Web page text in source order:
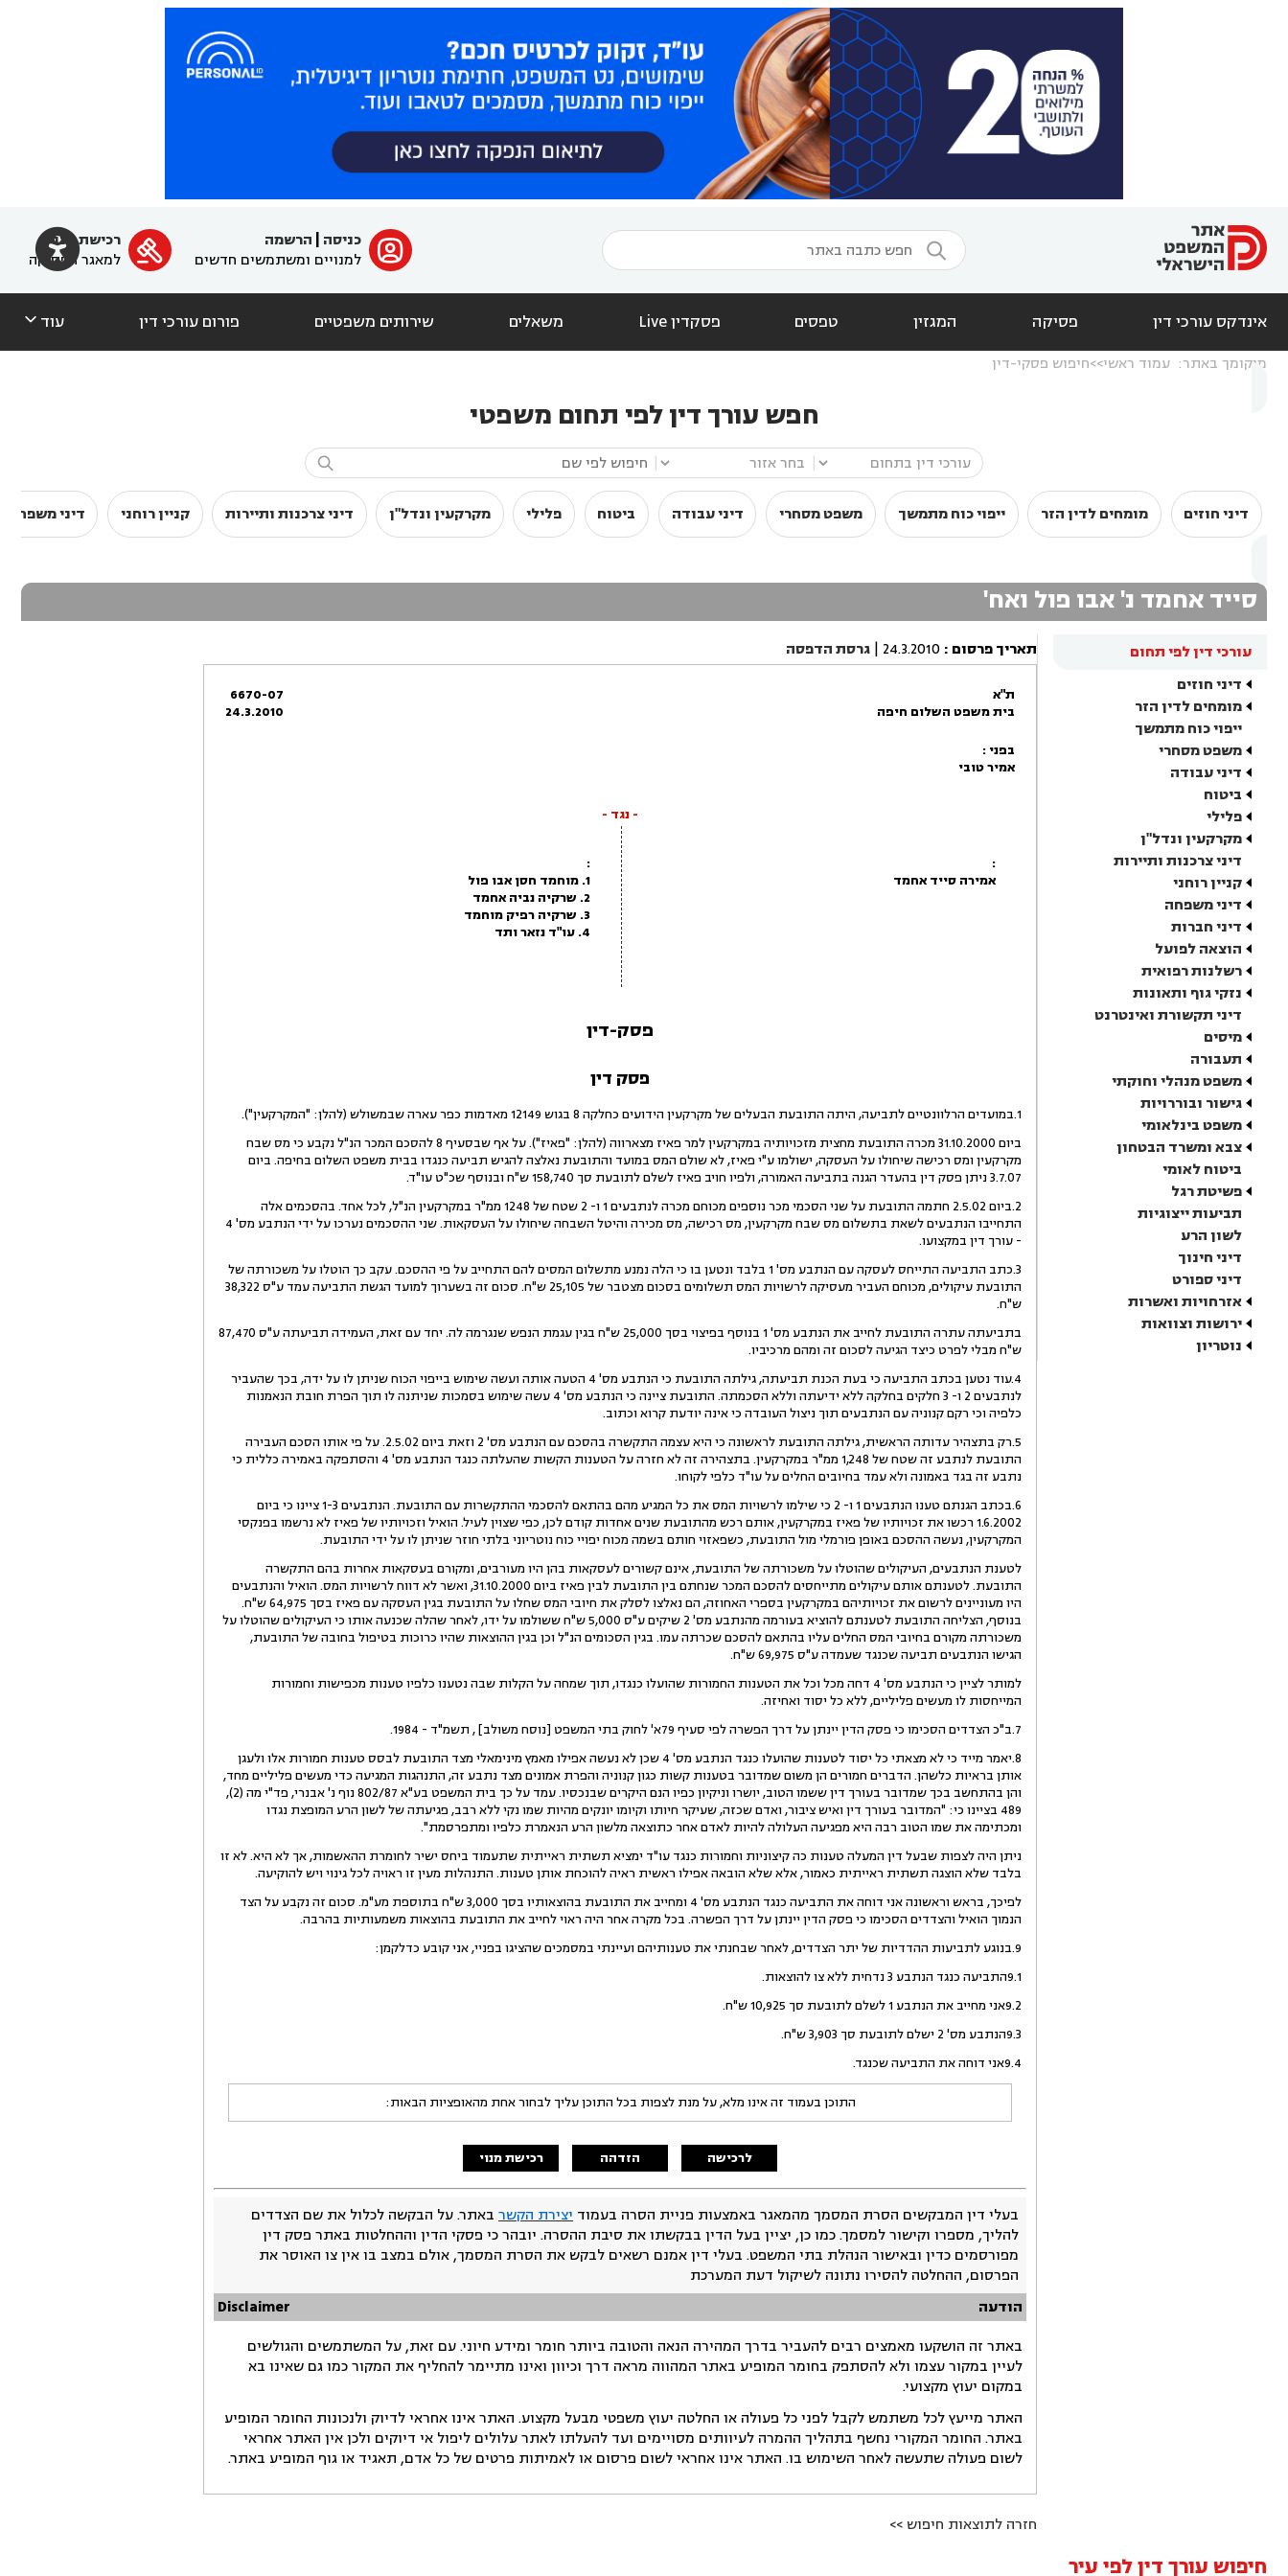
  ﱐ כניסה
הרשמה
למנויים ומשתמשים חדשים

רכישת מנוי
למאגר הפסיקה
אינדקס עורכי דין פסיקה המגזין טפסים פסקדין Live משאלים שירותים משפטיים פורום עורכי דין עוד 
מיקומך באתר: עמוד ראשי חיפוש פסקי-דין
חפש עורך דין לפי תחום משפטי

דיני חוזים מומחים לדין הזר ייפוי כוח מתמשך משפט מסחרי דיני עבודה ביטוח פלילי מקרקעין ונדל"ן דיני צרכנות ותיירות קניין רוחני דיני משפחה
סייד אחמד נ' אבו פול ואח'
עורכי דין לפי תחום
דיני חוזים
מומחים לדין הזר
ייפוי כוח מתמשך
משפט מסחרי
דיני עבודה
ביטוח
פלילי
מקרקעין ונדל"ן
דיני צרכנות ותיירות
קניין רוחני
דיני משפחה
דיני חברות
הוצאה לפועל
רשלנות רפואית
נזקי גוף ותאונות
דיני תקשורת ואינטרנט
מיסים
תעבורה
משפט מנהלי וחוקתי
גישור ובוררויות
משפט בינלאומי
צבא ומשרד הבטחון
ביטוח לאומי
פשיטת רגל
תביעות ייצוגיות
לשון הרע
דיני חינוך
דיני ספורט
אזרחויות ואשרות
ירושות וצוואות
נוטריון
תאריך פרסום :
24.3.2010
| גרסת הדפסה
ת"א
בית משפט השלום חיפה
6670-07
24.3.2010
בפני :
אמיר טובי
- נגד -
:
אמירה סייד אחמד
:
1. מוחמד חסן אבו פול
2. שרקיה נביה אחמד
3. שרקיה רפיק מוחמד
4. עו"ד נזאר ותד
פסק-דין
פסק דין
1.במועדים הרלוונטיים לתביעה, היתה התובעת הבעלים של מקרקעין הידועים כחלקה 8 בגוש 12149 מאדמות כפר עארה שבמשולש (להלן: "המקרקעין").
ביום 31.10.2000 מכרה התובעת מחצית מזכויותיה במקרקעין למר פאיז מצארווה (להלן: "פאיז"). על אף שבסעיף 8 להסכם המכר הנ"ל נקבע כי מס שבח
מקרקעין ומס רכישה שיחולו על העסקה, ישולמו ע"י פאיז, לא שולם המס במועד והתובעת נאלצה להגיש תביעה כנגדו בבית משפט השלום בחיפה. ביום
3.7.07 ניתן פסק דין בהעדר הגנה בתביעה האמורה, ולפיו חויב פאיז לשלם לתובעת סך 158,740 ש"ח ובנוסף שכ"ט עו"ד.
2.ביום 2.5.02 חתמה התובעת על שני הסכמי מכר נוספים מכוחם מכרה לנתבעים 1 ו- 2 שטח של 1248 ממ"ר במקרקעין הנ"ל, לכל אחד. בהסכמים אלה
התחייבו הנתבעים לשאת בתשלום מס שבח מקרקעין, מס רכישה, מס מכירה והיטל השבחה שיחולו על העסקאות. שני ההסכמים נערכו על ידי הנתבע מס' 4
- עורך דין במקצועו.
3.כתב התביעה התייחס לעסקה עם הנתבע מס' 1 בלבד ונטען בו כי הלה נמנע מתשלום המסים להם התחייב על פי ההסכם. עקב כך הוטלו על משכורתה של
התובעת עיקולים, מכוחם העביר מעסיקה לרשויות המס תשלומים בסכום מצטבר של 25,105 ש"ח. סכום זה בשערוך למועד הגשת התביעה עמד ע"ס 38,322
ש"ח.
בתביעתה עתרה התובעת לחייב את הנתבע מס' 1 בנוסף בפיצוי בסך 25,000 ש"ח בגין עגמת הנפש שנגרמה לה. יחד עם זאת, העמידה תביעתה ע"ס 87,470
ש"ח מבלי לפרט כיצד הגיעה לסכום זה ומהם מרכיביו.
4.עוד נטען בכתב התביעה כי בעת הכנת תביעתה, גילתה התובעת כי הנתבע מס' 4 הטעה אותה ועשה שימוש בייפוי הכוח שניתן לו על ידה, בכך שהעביר
לנתבעים 2 ו- 3 חלקים בחלקה ללא ידיעתה וללא הסכמתה. התובעת ציינה כי הנתבע מס' 4 עשה שימוש בסמכות שניתנה לו תוך הפרת חובת הנאמנות
כלפיה וכי רקם קנוניה עם הנתבעים תוך ניצול העובדה כי אינה יודעת קרוא וכתוב.
5.רק בתצהיר עדותה הראשית, גילתה התובעת לראשונה כי היא עצמה התקשרה בהסכם עם הנתבע מס' 2 וזאת ביום 2.5.02. על פי אותו הסכם העבירה
התובעת לנתבע זה שטח של 1,248 ממ"ר במקרקעין. בתצהירה זה לא חזרה על הטענות הקשות שהעלתה כנגד הנתבע מס' 4 והסתפקה באמירה כללית כי
נתבע זה בגד באמונה ולא עמד בחיובים החלים על עו"ד כלפי לקוחו.
6.בכתב הגנתם טענו הנתבעים 1 ו- 2 כי שילמו לרשויות המס את כל המגיע מהם בהתאם להסכמי ההתקשרות עם התובעת. הנתבעים 1-3 ציינו כי ביום
1.6.2002 רכשו את זכויותיו של פאיז במקרקעין, אותם רכש מהתובעת שנים אחדות קודם לכן, כפי שצוין לעיל. הואיל וזכויותיו של פאיז לא נרשמו בפנקסי
המקרקעין, נעשה ההסכם באופן פורמלי מול התובעת, כשפאזוי חותם בשמה מכוח יפויי כוח נוטריוני בלתי חוזר שניתן לו על ידי התובעת.
לטענת הנתבעים, העיקולים שהוטלו על משכורתה של התובעת, אינם קשורים לעסקאות בהן היו מעורבים, ומקורם בעסקאות אחרות בהם התקשרה
התובעת. לטענתם אותם עיקולים מתייחסים להסכם המכר שנחתם בין התובעת לבין פאיז ביום 31.10.2000, ואשר לא דווח לרשויות המס. הואיל והנתבעים
היו מעוניינים לרשום את זכויותיהם במקרקעין בספרי האחוזה, הם נאלצו לסלק את חיובי המס שחלו על התובעת בגין העסקה עם פאיז בסך 64,975 ש"ח.
בנוסף, הצליחה התובעת לטענתם להוציא בעורמה מהנתבע מס' 2 שיקים ע"ס 5,000 ש"ח ששולמו על ידו, לאחר שהלה שכנעה אותו כי העיקולים שהוטלו על
משכורתה מקורם בחיובי המס החלים עליו בהתאם להסכם שכרתה עמו. בגין הסכומים הנ"ל וכן בגין ההוצאות שהיו כרוכות בטיפול בחובה של התובעת,
הגישו הנתבעים תביעה שכנגד שעמדה ע"ס 69,975 ש"ח.
למותר לציין כי הנתבע מס' 4 דחה מכל וכל את הטענות החמורות שהועלו כנגדו, תוך שמחה על הקלות שבה נטענו כלפיו טענות מכפישות וחמורות
המייחסות לו מעשים פליליים, ללא כל יסוד ואחיזה.
7.ב"כ הצדדים הסכימו כי פסק הדין יינתן על דרך הפשרה לפי סעיף 79א' לחוק בתי המשפט [נוסח משולב] , תשמ"ד - 1984.
8.יאמר מייד כי לא מצאתי כל יסוד לטענות שהועלו כנגד הנתבע מס' 4 שכן לא נעשה אפילו מאמץ מינימאלי מצד התובעת לבסס טענות חמורות אלו ולעגן
אותן בראיות כלשהן. הדברים חמורים הן משום שמדובר בטענות קשות כגון קנוניה והפרת אמונים מצד נתבע זה, התנהגות המגיעה כדי מעשים פליליים מחד,
והן בהתחשב בכך שמדובר בעורך דין ששמו הטוב, יושרו וניקיון כפיו הנם היקרים שבנכסיו. עמד על כך בית המשפט בע"א 802/87 נוף נ' אבנרי, פד"י מה (2),
489 בציינו כי: "המדובר בעורך דין ואיש ציבור, ואדם שכזה, שעיקר חיותו וקיומו יונקים מהיות שמו נקי ללא רבב, פגיעתה של לשון הרע המופצת נגדו
ומכתימה את שמו הטוב רבה היא מפגיעה העלולה להיות לאדם אחר כתוצאה מלשון הרע הנאמרת כלפיו ומתפרסמת".
ניתן היה לצפות שבעל דין המעלה טענות כה קיצוניות וחמורות כנגד עו"ד ימציא תשתית ראייתית שתעמוד ביחס ישיר לחומרת ההאשמות, אך לא היא. לא זו
בלבד שלא הוצגה תשתית ראייתית כאמור, אלא שלא הובאה אפילו ראשית ראיה להוכחת אותן טענות. התנהלות מעין זו ראויה לכל גינוי ויש להוקיעה.
לפיכך, בראש וראשונה אני דוחה את התביעה כנגד הנתבע מס' 4 ומחייב את התובעת בהוצאותיו בסך 3,000 ש"ח בתוספת מע"מ. סכום זה נקבע על הצד
הנמוך הואיל והצדדים הסכימו כי פסק הדין יינתן על דרך הפשרה. בכל מקרה אחר היה ראוי לחייב את התובעת בהוצאות משמעותיות בהרבה.
9.בנוגע לתביעות ההדדיות של יתר הצדדים, לאחר שבחנתי את טענותיהם ועיינתי במסמכים שהציגו בפניי, אני קובע כדלקמן:
9.1התביעה כנגד הנתבע 3 נדחית ללא צו להוצאות.
9.2אני מחייב את הנתבע 1 לשלם לתובעת סך 10,925 ש"ח.
9.3הנתבע מס' 2 ישלם לתובעת סך 3,903 ש"ח.
9.4אני דוחה את התביעה שכנגד.
התוכן בעמוד זה אינו מלא, על מנת לצפות בכל התוכן עליך לבחור אחת מהאופציות הבאות:
לרכישה הזדהה רכישת מנוי
בעלי דין המבקשים הסרת המסמך מהמאגר באמצעות פניית הסרה בעמוד יצירת הקשר באתר. על הבקשה לכלול את שם הצדדים
להליך, מספרו וקישור למסמך. כמו כן, יציין בעל הדין בבקשתו את סיבת ההסרה. יובהר כי פסקי הדין וההחלטות באתר פסק דין
מפורסמים כדין ובאישור הנהלת בתי המשפט. בעלי דין אמנם רשאים לבקש את הסרת המסמך, אולם במצב בו אין צו האוסר את
הפרסום, ההחלטה להסירו נתונה לשיקול דעת המערכת
הודעה
Disclaimer
באתר זה הושקעו מאמצים רבים להעביר בדרך המהירה הנאה והטובה ביותר חומר ומידע חיוני. עם זאת, על המשתמשים והגולשים
לעיין במקור עצמו ולא להסתפק בחומר המופיע באתר המהווה מראה דרך וכיוון ואינו מתיימר להחליף את המקור כמו גם שאינו בא
במקום יעוץ מקצועי.
האתר מייעץ לכל משתמש לקבל לפני כל פעולה או החלטה יעוץ משפטי מבעל מקצוע. האתר אינו אחראי לדיוק ולנכונות החומר המופיע
באתר. החומר המקורי נחשף בתהליך ההמרה לעיוותים מסויימים ועד להעלתו לאתר עלולים ליפול אי דיוקים ולכן אין האתר אחראי
לשום פעולה שתעשה לאחר השימוש בו. האתר אינו אחראי לשום פרסום או לאמיתות פרטים של כל אדם, תאגיד או גוף המופיע באתר.
חזרה לתוצאות חיפוש >>
חיפוש עורך דין לפי עיר